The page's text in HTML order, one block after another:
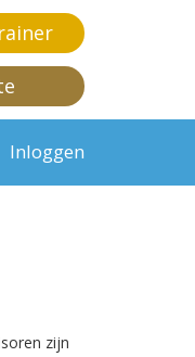
Inloggen
zijn